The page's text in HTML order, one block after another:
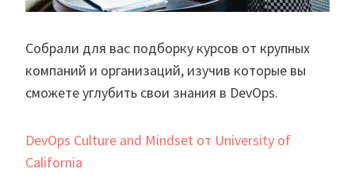
Собрали для вас подборку курсов от крупных
компаний и организаций, изучив которые вы
сможете углубить свои знания в DevOps.
DevOps Culture and Mindset от University of
California